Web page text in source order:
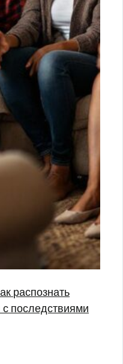
распознать
с последствиями